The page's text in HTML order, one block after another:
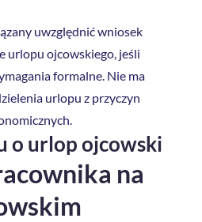
uwzględnić wniosek
urlopu ojcowskiego, jeśli
formalne. Nie ma
urlopu z przyczyn
o urlop ojcowski
na